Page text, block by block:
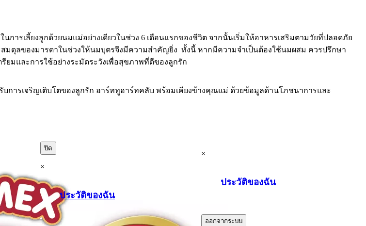
รเลี้ยงลูกด้วยนมแม่อย่างเดียวในช่วง 6 เดือนแรกของชีวิต จากนั้นเริ่มให้อาหารเสริมตามวัยที่ปลอดภัย
ดุลของมารดาในช่วงให้นมบุตรจึงมีความสำคัญยิ่ง ทั้งนี้ หากมีความจำเป็นต้องใช้นมผสม ควรปรึกษา
มและการใช้อย่างระมัดระวังเพื่อสุขภาพที่ดีของลูกรัก
ารเจริญเติบโตของลูกรัก ฮาร์ททูฮาร์ทคลับ พร้อมเคียงข้างคุณแม่ ด้วยข้อมูลด้านโภชนาการและ
ปิด
×
ประวัติของฉัน
.
×
ประวัติของฉัน
ออกจากระบบ